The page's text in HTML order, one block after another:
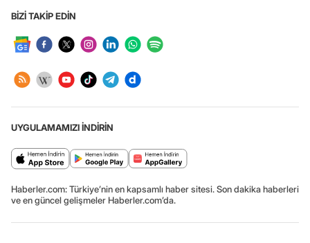
BİZİ TAKİP EDİN
UYGULAMAMIZI İNDİRİN
Haberler.com: Türkiye’nin en kapsamlı haber sitesi. Son dakika haberleri
ve en güncel gelişmeler Haberler.com’da.